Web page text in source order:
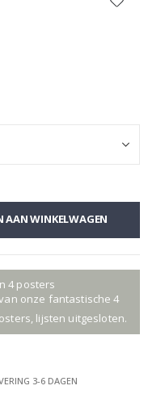
AAN WINKELWAGEN
4 posters
onze fantastische 4
lijsten uitgesloten.
3-6 DAGEN